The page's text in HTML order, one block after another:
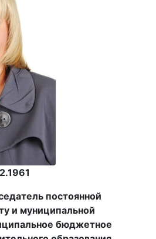
постоянной
и муниципальной
бюджетное